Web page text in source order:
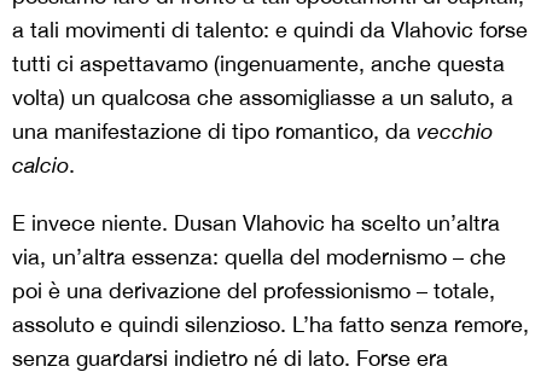
a tali movimenti di talento: e quindi da Vlahovic forse
tutti ci aspettavamo (ingenuamente, anche questa
volta) un qualcosa che assomigliasse a un saluto, a
una manifestazione di tipo romantico, da vecchio
calcio.
E invece niente. Dusan Vlahovic ha scelto un’altra
via, un’altra essenza: quella del modernismo – che
poi è una derivazione del professionismo – totale,
assoluto e quindi silenzioso. L’ha fatto senza remore,
senza guardarsi indietro né di lato. Forse era